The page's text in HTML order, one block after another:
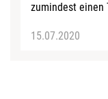
zumindest einen
15.07.2020